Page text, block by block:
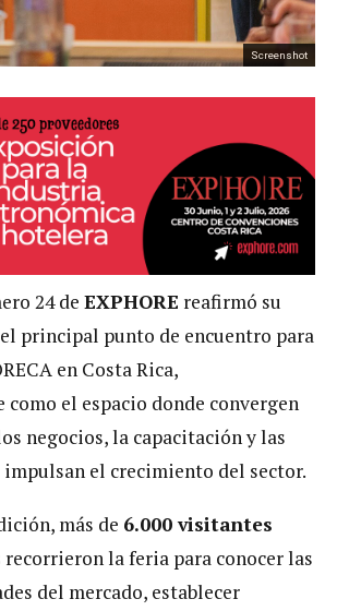
Screenshot
24 de EXPHORE reafirmó su
principal punto de encuentro para
en Costa Rica,
como el espacio donde convergen
negocios, la capacitación y las
impulsan el crecimiento del sector.
más de 6.000 visitantes
recorrieron la feria para conocer las
del mercado, establecer